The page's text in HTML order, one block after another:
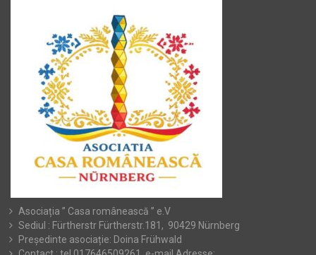
Asociația ” Casa românească ” e.V
Sediul : Fürtherstr Fürtherstr.181, 90429 Nürnberg
Președinte asociație: Doina Frühwald